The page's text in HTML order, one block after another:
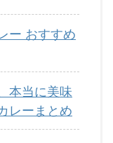
ー おすすめ
本当に美味
レーまとめ